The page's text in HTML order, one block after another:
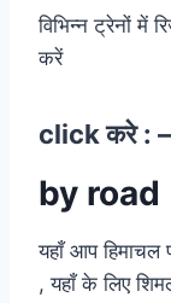
विभिन्न ट्रेनों में
करें
click करे : –
by road
यहाँ आप
, यहाँ के लिए